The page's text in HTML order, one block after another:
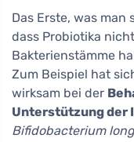
Das Erste, was man
dass Probiotika
Bakterienstämme
Zum Beispiel hat
wirksam bei der
Unterstützung der
Bifidobacterium